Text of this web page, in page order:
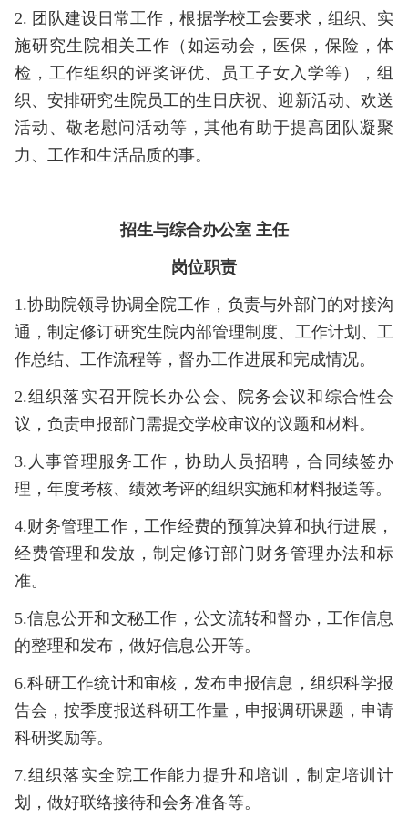
2. 团队建设日常工作，根据学校工会要求，组织、实
施研究生院相关工作（如运动会，医保，保险，体
检，工作组织的评奖评优、员工子女入学等），组
织、安排研究生院员工的生日庆祝、迎新活动、欢送
活动、敬老慰问活动等，其他有助于提高团队凝聚
力、工作和生活品质的事。
招生与综合办公室 主任
岗位职责
1.协助院领导协调全院工作，负责与外部门的对接沟
通，制定修订研究生院内部管理制度、工作计划、工
作总结、工作流程等，督办工作进展和完成情况。
2.组织落实召开院长办公会、院务会议和综合性会
议，负责申报部门需提交学校审议的议题和材料。
3.人事管理服务工作，协助人员招聘，合同续签办
理，年度考核、绩效考评的组织实施和材料报送等。
4.财务管理工作，工作经费的预算决算和执行进展，
经费管理和发放，制定修订部门财务管理办法和标
准。
5.信息公开和文秘工作，公文流转和督办，工作信息
的整理和发布，做好信息公开等。
6.科研工作统计和审核，发布申报信息，组织科学报
告会，按季度报送科研工作量，申报调研课题，申请
科研奖励等。
7.组织落实全院工作能力提升和培训，制定培训计
划，做好联络接待和会务准备等。